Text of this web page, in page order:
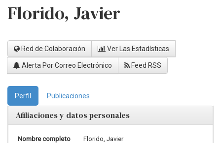
Florido, Javier
Red de Colaboración Ver Las Estadísticas
Alerta Por Correo Electrónico Feed RSS
Perfil Publicaciones
Afiliaciones y datos personales
Nombre completo Florido, Javier